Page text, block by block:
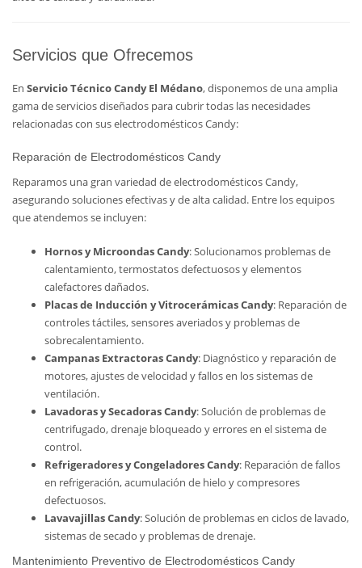
Servicios que Ofrecemos
En Servicio Técnico Candy El Médano, disponemos de una amplia
gama de servicios diseñados para cubrir todas las necesidades
relacionadas con sus electrodomésticos Candy:
Reparación de Electrodomésticos Candy
Reparamos una gran variedad de electrodomésticos Candy,
asegurando soluciones efectivas y de alta calidad. Entre los equipos
que atendemos se incluyen:
Hornos y Microondas Candy: Solucionamos problemas de
calentamiento, termostatos defectuosos y elementos
calefactores dañados.
Placas de Inducción y Vitrocerámicas Candy: Reparación de
controles táctiles, sensores averiados y problemas de
sobrecalentamiento.
Campanas Extractoras Candy: Diagnóstico y reparación de
motores, ajustes de velocidad y fallos en los sistemas de
ventilación.
Lavadoras y Secadoras Candy: Solución de problemas de
centrifugado, drenaje bloqueado y errores en el sistema de
control.
Refrigeradores y Congeladores Candy: Reparación de fallos
en refrigeración, acumulación de hielo y compresores
defectuosos.
Lavavajillas Candy: Solución de problemas en ciclos de lavado,
sistemas de secado y problemas de drenaje.
Mantenimiento Preventivo de Electrodomésticos Candy